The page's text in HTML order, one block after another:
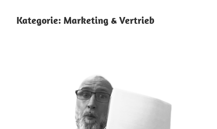
Unternehmen
Kategorie: Marketing & Vertrieb